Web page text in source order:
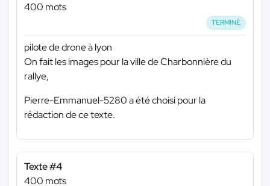
400 mots
TERMINÉ
pilote de drone à lyon
On fait les images pour la ville de Charbonnière du
rallye,
Pierre-Emmanuel-5280 a été choisi pour la
rédaction de ce texte.
Texte #4
400 mots